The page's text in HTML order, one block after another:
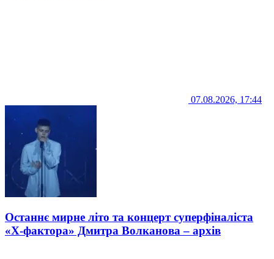
07.08.2026, 17:44
Останнє мирне літо та концерт суперфіналіста
«Х-фактора» Дмитра Волканова – архів